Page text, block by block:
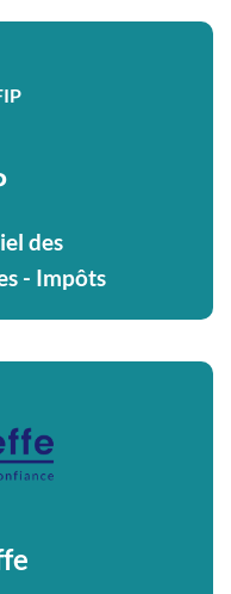
des
- Impôts